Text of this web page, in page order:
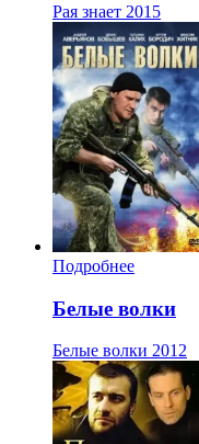
Рая знает 2015
Подробнее
Белые волки
Белые волки 2012